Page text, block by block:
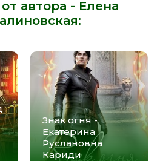
автора - Елена
:
Знак огня -
Екатерина
Руслановна
Кариди